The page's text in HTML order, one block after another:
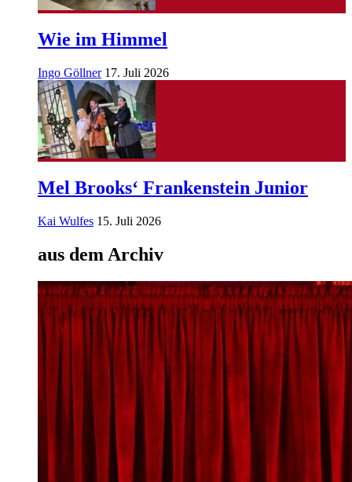
Wie im Himmel
Ingo Göllner 17. Juli 2026
Mel Brooks‘ Frankenstein Junior
Kai Wulfes 15. Juli 2026
aus dem Archiv